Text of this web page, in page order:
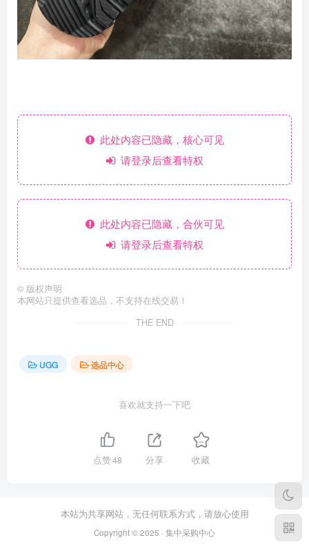
此处内容已隐藏，核心可见
请登录后查看特权
此处内容已隐藏，合伙可见
请登录后查看特权
© 版权声明
本网站只提供查看选品，不支持在线交易！
THE END
UGG 选品中心
喜欢就支持一下吧
点赞48 分享 收藏
本站为共享网站，无任何联系方式，请放心使用
Copyright © 2025 · 集中采购中心